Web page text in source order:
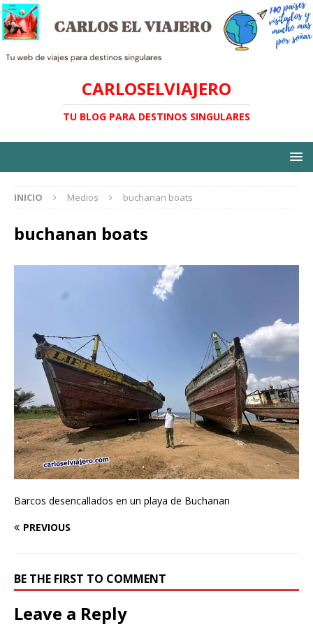
CARLOSELVIAJERO
TU BLOG PARA DESTINOS SINGULARES
INICIO Medios buchanan boats
buchanan boats
Barcos desencallados en un playa de Buchanan
PREVIOUS
BE THE FIRST TO COMMENT
Leave a Reply